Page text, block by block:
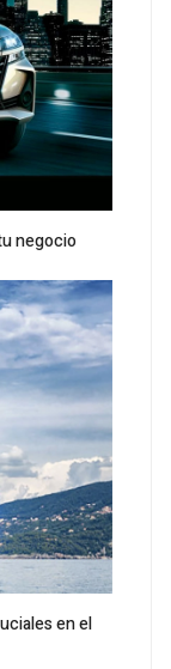
negocio
en el